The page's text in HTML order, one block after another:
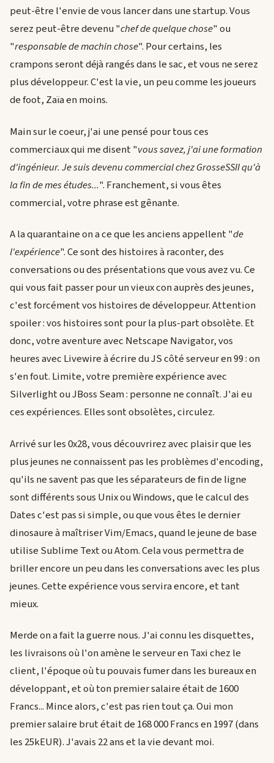
peut-être l'envie de vous lancer dans une startup. Vous
serez peut-être devenu "chef de quelque chose" ou
"responsable de machin chose". Pour certains, les
crampons seront déjà rangés dans le sac, et vous ne serez
plus développeur. C'est la vie, un peu comme les joueurs
de foot, Zaïa en moins.
Main sur le coeur, j'ai une pensé pour tous ces
commerciaux qui me disent "vous savez, j'ai une formation
d'ingénieur. Je suis devenu commercial chez GrosseSSII qu'à
la fin de mes études...". Franchement, si vous êtes
commercial, votre phrase est gênante.
A la quarantaine on a ce que les anciens appellent "de
l'expérience". Ce sont des histoires à raconter, des
conversations ou des présentations que vous avez vu. Ce
qui vous fait passer pour un vieux con auprès des jeunes,
c'est forcément vos histoires de développeur. Attention
spoiler : vos histoires sont pour la plus-part obsolète. Et
donc, votre aventure avec Netscape Navigator, vos
heures avec Livewire à écrire du JS côté serveur en 99 : on
s'en fout. Limite, votre première expérience avec
Silverlight ou JBoss Seam : personne ne connaît. J'ai eu
ces expériences. Elles sont obsolètes, circulez.
Arrivé sur les 0x28, vous découvrirez avec plaisir que les
plus jeunes ne connaissent pas les problèmes d'encoding,
qu'ils ne savent pas que les séparateurs de fin de ligne
sont différents sous Unix ou Windows, que le calcul des
Dates c'est pas si simple, ou que vous êtes le dernier
dinosaure à maîtriser Vim/Emacs, quand le jeune de base
utilise Sublime Text ou Atom. Cela vous permettra de
briller encore un peu dans les conversations avec les plus
jeunes. Cette expérience vous servira encore, et tant
mieux.
Merde on a fait la guerre nous. J'ai connu les disquettes,
les livraisons où l'on amène le serveur en Taxi chez le
client, l'époque où tu pouvais fumer dans les bureaux en
développant, et où ton premier salaire était de 1600
Francs... Mince alors, c'est pas rien tout ça. Oui mon
premier salaire brut était de 168 000 Francs en 1997 (dans
les 25kEUR). J'avais 22 ans et la vie devant moi.